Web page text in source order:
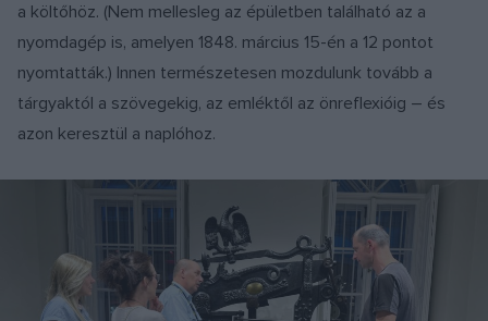
a költőhöz. (Nem mellesleg az épületben található az a
nyomdagép is, amelyen 1848. március 15-én a 12 pontot
nyomtatták.) Innen természetesen mozdulunk tovább a
tárgyaktól a szövegekig, az emléktől az önreflexióig – és
azon keresztül a naplóhoz.